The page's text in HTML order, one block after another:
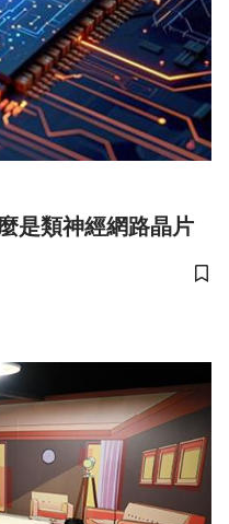
是類神經網路晶片
儲